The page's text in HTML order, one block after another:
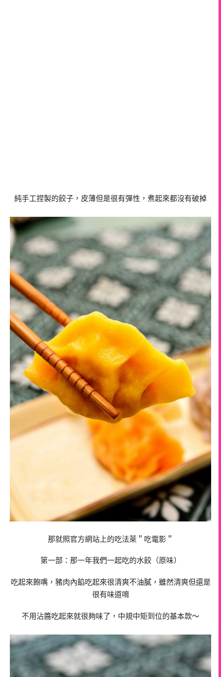
純手工捏製的餃子，皮薄但是很有彈性，煮起來都沒有破掉
那就照官方網站上的吃法萊＂吃電影＂
第一部：那一年我們一起吃的水餃（原味）
吃起來飽嘴，豬肉內餡吃起來很清爽不油膩，雖然清爽但還是
很有味道唷
不用沾醬吃起來就很夠味了，中規中矩到位的基本款～